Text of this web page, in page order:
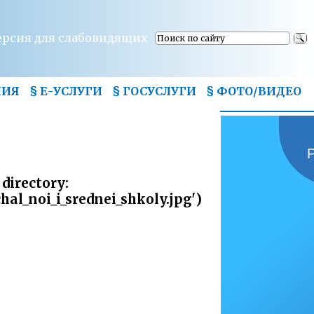
для слабовидящих
§ Е-УСЛУГИ § ГОСУСЛУГИ § ФОТО/ВИДЕО
directory: